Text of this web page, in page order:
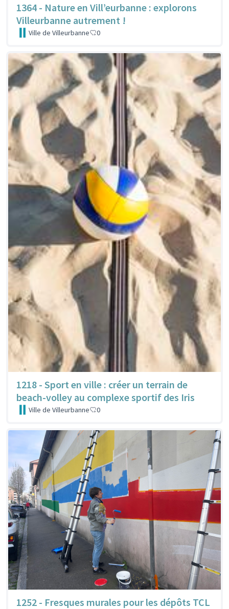
1364 - Nature en Vill’eurbanne : explorons
Villeurbanne autrement !
Ville de Villeurbanne 0
1218 - Sport en ville : créer un terrain de
beach-volley au complexe sportif des Iris
Ville de Villeurbanne 0
1252 - Fresques murales pour les dépôts TCL